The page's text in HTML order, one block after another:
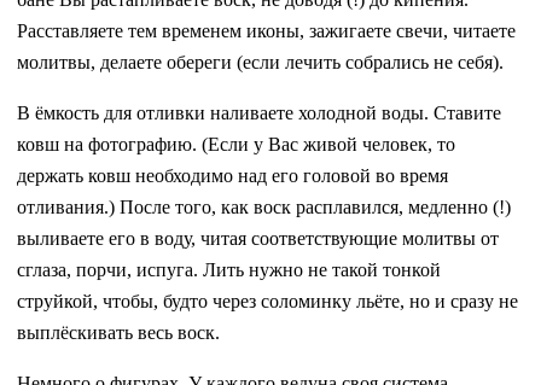
Расставляете тем временем иконы, зажигаете свечи, читаете
молитвы, делаете обереги (если лечить собрались не себя).
В ёмкость для отливки наливаете холодной воды. Ставите
ковш на фотографию. (Если у Вас живой человек, то
держать ковш необходимо над его головой во время
отливания.) После того, как воск расплавился, медленно (!)
выливаете его в воду, читая соответствующие молитвы от
сглаза, порчи, испуга. Лить нужно не такой тонкой
струйкой, чтобы, будто через соломинку льёте, но и сразу не
выплёскивать весь воск.